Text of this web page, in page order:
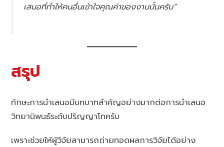
เสนอที่ทำให้คนอื่นเข้าใจคุณค่าของงานนั้นครับ”
สรุป
ทักษะการนำเสนอมีบทบาทสำคัญอย่างมากต่อการนำเสนอ
วิทยานิพนธ์ระดับปริญญาโทครับ
เพราะช่วยให้ผู้วิจัยสามารถถ่ายทอดผลการวิจัยได้อย่าง